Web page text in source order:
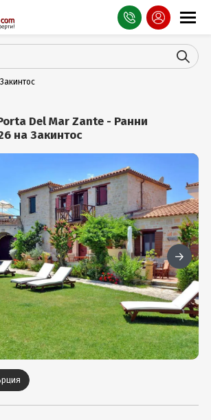
Закинтос
Del Mar Zante - Ранни
на Закинтос